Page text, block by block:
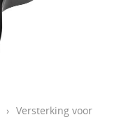
› Versterking voor